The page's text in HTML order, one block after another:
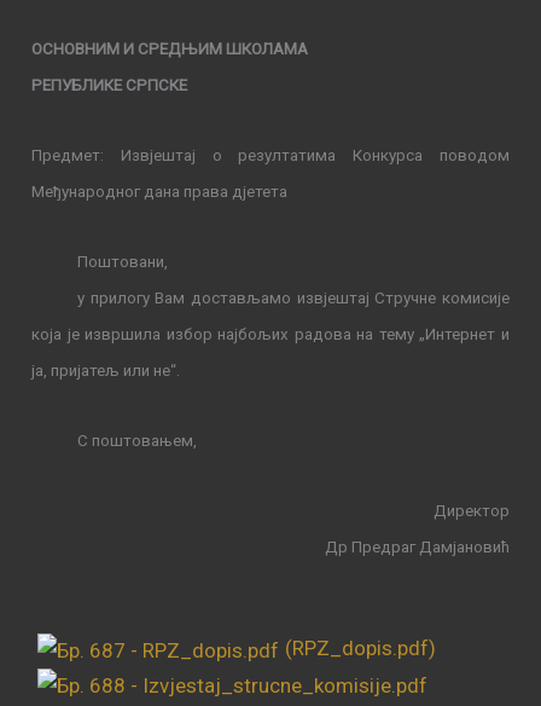
ОСНОВНИМ И СРЕДЊИМ ШКОЛАМА
РЕПУБЛИКЕ СРПСКЕ
Предмет: Извјештај о резултатима Конкурса поводом
Међународног дана права дјетета
Поштовани,
у прилогу Вам достављамо извјештај Стручне комисије
која је извршила избор најбољих радова на тему „Интернет и
ја, пријатељ или не“.
С поштовањем,
Директор
Др Предраг Дамјановић
(RPZ_dopis.pdf)